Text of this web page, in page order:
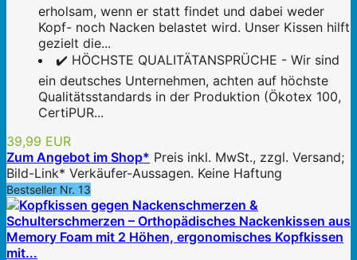
erholsam, wenn er statt findet und dabei weder
Kopf- noch Nacken belastet wird. Unser Kissen hilft
gezielt die...
✔️ HÖCHSTE QUALITÄTANSPRÜCHE - Wir sind
ein deutsches Unternehmen, achten auf höchste
Qualitätsstandards in der Produktion (Ökotex 100,
CertiPUR...
39,99 EUR
Zum Angebot im Shop* Preis inkl. MwSt., zzgl. Versand;
Bild-Link* Verkäufer-Aussagen. Keine Haftung
Bestseller Nr. 13